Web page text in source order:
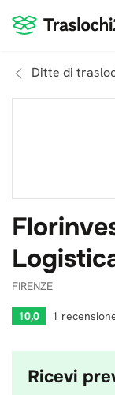
Ditte di
FIRENZE
10,0 1
Ricevi